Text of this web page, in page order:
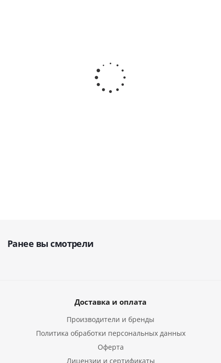
Hydrim С61wd G4
Машина моюще -
дезинфицирующая
· SciCan Ltd
Ранее вы смотрели
Доставка и оплата
Производители и бренды
Политика обработки персональных данных
Оферта
Лицензии и сертификаты